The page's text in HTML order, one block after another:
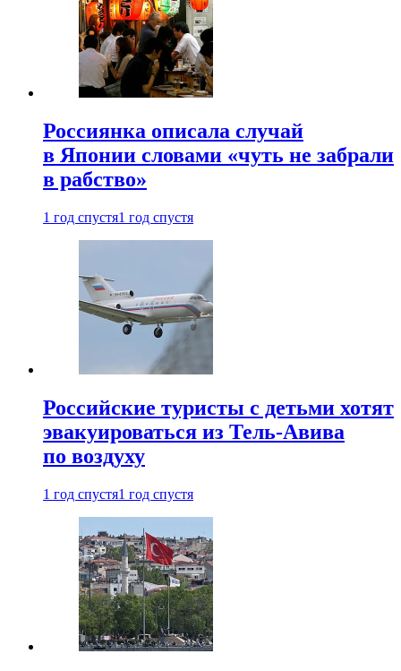
Россиянка описала случай
в Японии словами «чуть не забрали
в рабство»
1 год спустя1 год спустя
Российские туристы с детьми хотят
эвакуироваться из Тель-Авива
по воздуху
1 год спустя1 год спустя